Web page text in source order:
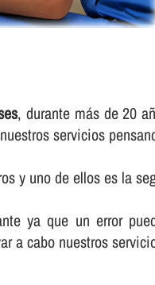
, durante más de 20
servicios
y uno de ellos es la
ya que un error
a cabo nuestros